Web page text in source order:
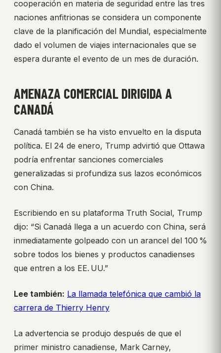
cooperación en materia de seguridad entre las tres
naciones anfitrionas se considera un componente
clave de la planificación del Mundial, especialmente
dado el volumen de viajes internacionales que se
espera durante el evento de un mes de duración.
AMENAZA COMERCIAL DIRIGIDA A
CANADÁ
Canadá también se ha visto envuelto en la disputa
política. El 24 de enero, Trump advirtió que Ottawa
podría enfrentar sanciones comerciales
generalizadas si profundiza sus lazos económicos
con China.
Escribiendo en su plataforma Truth Social, Trump
dijo: “Si Canadá llega a un acuerdo con China, será
inmediatamente golpeado con un arancel del 100 %
sobre todos los bienes y productos canadienses
que entren a los EE. UU.”
Lee también: La llamada telefónica que cambió la
carrera de Thierry Henry
La advertencia se produjo después de que el
primer ministro canadiense, Mark Carney,